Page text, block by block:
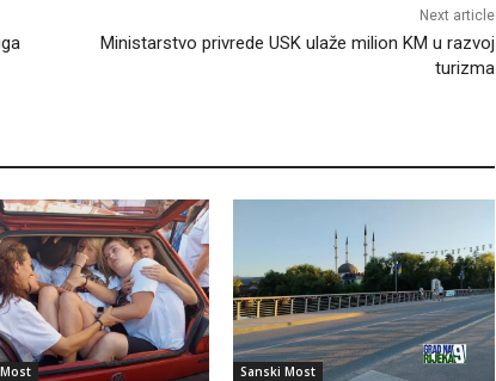
Next article
Ministarstvo privrede USK ulaže milion KM u razvoj
turizma
Sanski Most